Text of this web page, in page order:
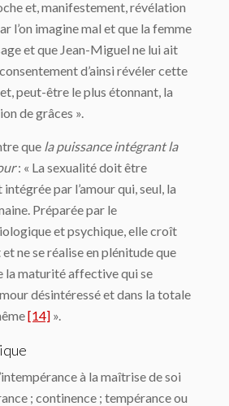
et, manifestement, révélation
l’on imagine mal et que la femme
et que Jean-Miguel ne lui ait
d’ainsi révéler cette
peut-être le plus étonnant, la
de grâces ».
que la puissance intégrant la
: « La sexualité doit être
par l’amour qui, seul, la
Préparée par le
et psychique, elle croît
ne se réalise en plénitude que
la maturité affective qui se
désintéressé et dans la totale
[14] ».
à la maîtrise de soi
; continence ; tempérance ou